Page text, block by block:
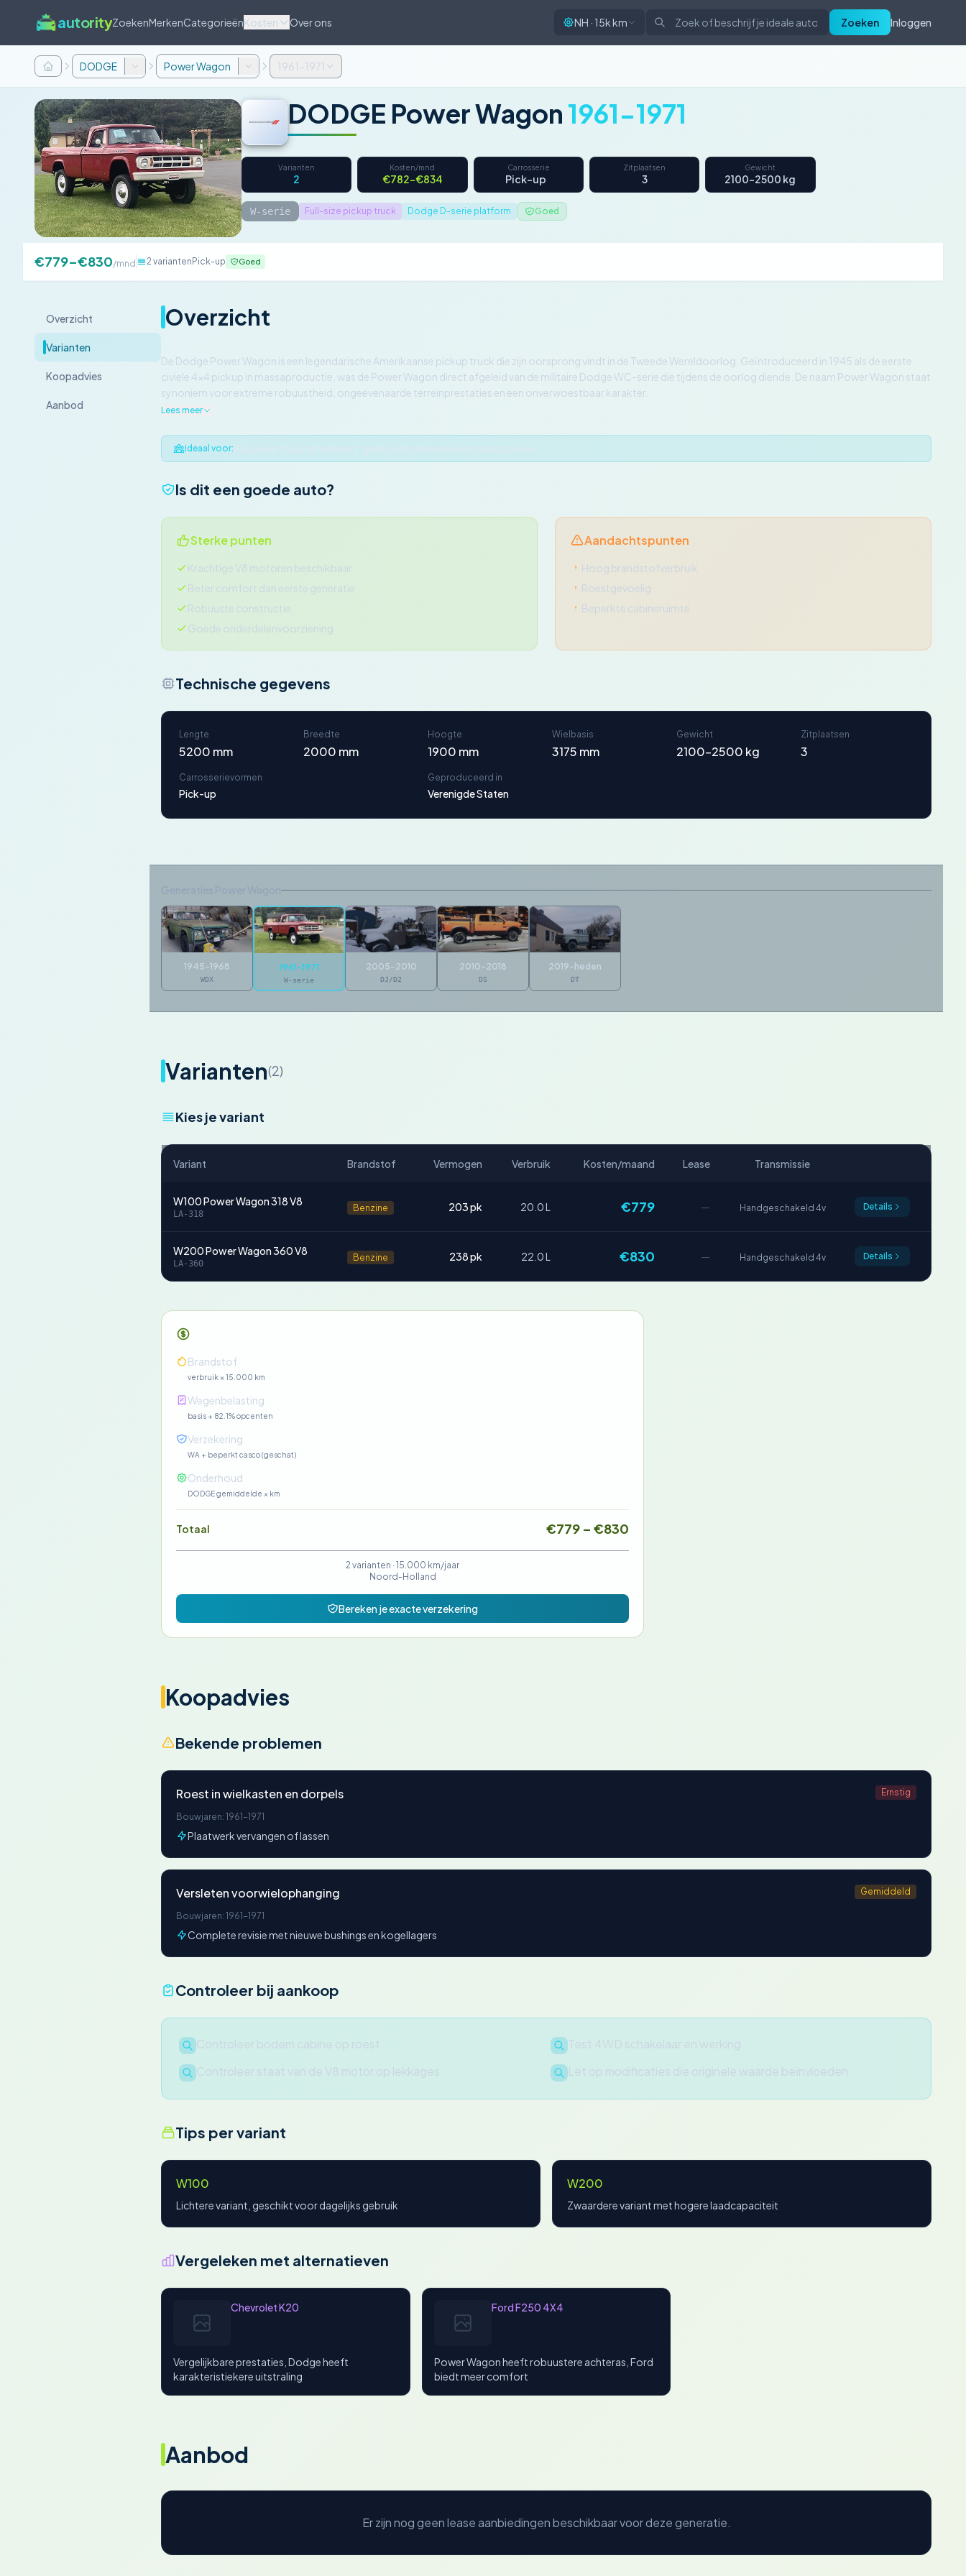
autorityZoekenMerkenCategorieënKosten Over ons NH · 15k km Zoeken Inloggen
DODGE Power Wagon 1961-1971
DODGE Power Wagon 1961-1971
Varianten
2
Kosten/mnd
€782–€834
Carrosserie
Pick-up
Zitplaatsen
3
Gewicht
2100–2500 kg
W-serie Full-size pickup truck Dodge D-serie platform Goed
€779–€830/mnd 2 varianten Pick-up Goed
Overzicht
Varianten
Koopadvies
Aanbod
Overzicht
De Dodge Power Wagon is een legendarische Amerikaanse pickup truck die zijn oorsprong vindt in de Tweede Wereldoorlog. Geïntroduceerd in 1945 als de eerste
civiele 4x4 pickup in massaproductie, was de Power Wagon direct afgeleid van de militaire Dodge WC-serie die tijdens de oorlog diende. De naam Power Wagon staat
synoniem voor extreme robuustheid, ongeëvenaarde terreinprestaties en een onverwoestbaar karakter.
Lees meer
Ideaal voor:
Is dit een goede auto?
Sterke punten
Krachtige V8 motoren beschikbaar
Beter comfort dan eerste generatie
Robuuste constructie
Goede onderdelenvoorziening
Aandachtspunten
Hoog brandstofverbruik
Roestgevoelig
Beperkte cabineruimte
Technische gegevens
Lengte
5200 mm
Breedte
2000 mm
Hoogte
1900 mm
Wielbasis
3175 mm
Gewicht
2100-2500 kg
Zitplaatsen
3
Carrosserievormen
Pick-up
Geproduceerd in
Verenigde Staten
1945-1968
WDX
1961-1971
W-serie
2005-2010
DJ/D2
2010-2018
DS
2019-heden
DT
Varianten(2)
Kies je variant
Variant Brandstof Vermogen Verbruik Kosten/maand Lease Transmissie
W100 Power Wagon 318 V8
LA-318
Benzine 203 pk 20.0 L €779 — Handgeschakeld 4v Details
W200 Power Wagon 360 V8
LA-360
Benzine 238 pk 22.0 L €830 — Handgeschakeld 4v Details
Brandstof
verbruik × 15.000 km
Wegenbelasting
basis + 82.1% opcenten
Verzekering
WA + beperkt casco (geschat)
Onderhoud
DODGE gemiddelde × km
Totaal €779 – €830
2 varianten · 15.000 km/jaar
Noord-Holland
Bereken je exacte verzekering
Koopadvies
Bekende problemen
Roest in wielkasten en dorpels Ernstig
Bouwjaren: 1961-1971
Plaatwerk vervangen of lassen
Versleten voorwielophanging Gemiddeld
Bouwjaren: 1961-1971
Complete revisie met nieuwe bushings en kogellagers
Controleer bij aankoop
Controleer bodem cabine op roest
Test 4WD schakelaar en werking
Controleer staat van de V8 motor op lekkages
Let op modificaties die originele waarde beïnvloeden
Tips per variant
W100
Lichtere variant, geschikt voor dagelijks gebruik
W200
Zwaardere variant met hogere laadcapaciteit
Vergeleken met alternatieven
Chevrolet K20
Vergelijkbare prestaties, Dodge heeft
karakteristiekere uitstraling
Ford F250 4X4
Power Wagon heeft robuustere achteras, Ford
biedt meer comfort
Aanbod
Er zijn nog geen lease aanbiedingen beschikbaar voor deze generatie.